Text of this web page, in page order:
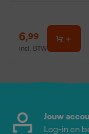
6,99
incl. BTW
Jouw
Log-in en